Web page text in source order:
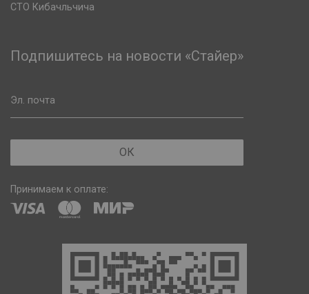
СТО Кибачльчича
Подпишитесь на новости «Стайер»
Эл. почта
ОК
Принимаем к оплате: